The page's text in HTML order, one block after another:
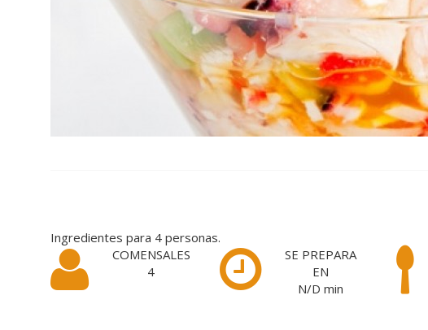
Ingredientes para 4 personas.
COMENSALES
4
SE PREPARA
EN
N/D min